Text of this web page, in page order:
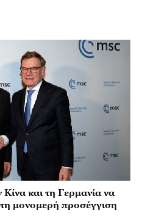
και τη Γερμανία να
μονομερή προσέγγιση